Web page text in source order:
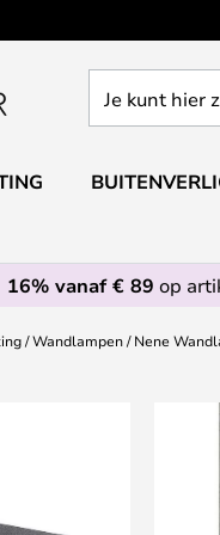
kunt
zoeken
webwinkel
16% vanaf € 89 op
Wandlampen Nene